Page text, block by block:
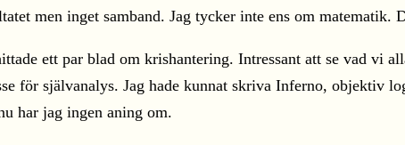
men inget samband. Jag tycker inte ens om matematik.
ett par blad om krishantering. Intressant att se vad vi
för självanalys. Jag hade kunnat skriva Inferno, objektiv
har jag ingen aning om.